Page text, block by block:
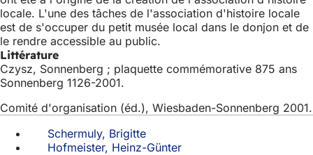
locale. L'une des tâches de l'association d'histoire locale
est de s'occuper du petit musée local dans le donjon et de
le rendre accessible au public.
Littérature
Czysz, Sonnenberg ; plaquette commémorative 875 ans
Sonnenberg 1126-2001.
Comité d'organisation (éd.), Wiesbaden-Sonnenberg 2001.
Schermuly, Brigitte
Hofmeister, Heinz-Günter